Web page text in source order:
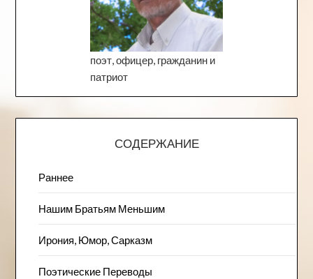
поэт, офицер, гражданин и
патриот
СОДЕРЖАНИЕ
Раннее
Нашим Братьям Меньшим
Ирония, Юмор, Сарказм
Поэтические Переводы